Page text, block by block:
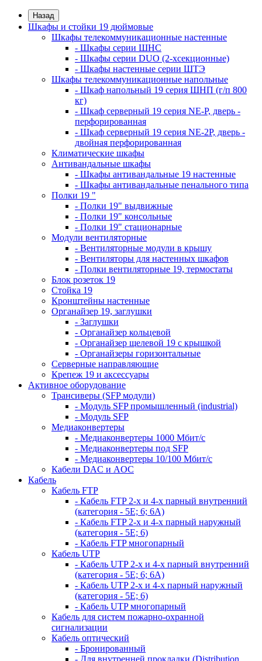
Назад
Шкафы и стойки 19 дюймовые
Шкафы телекоммуникационные настенные
- Шкафы серии ШНС
- Шкафы серии DUO (2-хсекционные)
- Шкафы настенные серии ШТЭ
Шкафы телекоммуникационные напольные
- Шкаф напольный 19 серия ШНП (г/п 800
кг)
- Шкаф серверный 19 серия NE-P, дверь -
перфорированная
- Шкаф серверный 19 серия NE-2P, дверь -
двойная перфорированная
Климатические шкафы
Антивандальные шкафы
- Шкафы антивандальные 19 настенные
- Шкафы антивандальные пенального типа
Полки 19 "
- Полки 19" выдвижные
- Полки 19" консольные
- Полки 19" стационарные
Модули вентиляторные
- Вентиляторные модули в крышу
- Вентиляторы для настенных шкафов
- Полки вентиляторные 19, термостаты
Блок розеток 19
Стойка 19
Кронштейны настенные
Органайзер 19, заглушки
- Заглушки
- Органайзер кольцевой
- Органайзер щелевой 19 с крышкой
- Органайзеры горизонтальные
Серверные направляющие
Крепеж 19 и аксессуары
Активное оборудование
Трансиверы (SFP модули)
- Модуль SFP промышленный (industrial)
- Модуль SFP
Медиаконвертеры
- Медиаконвертеры 1000 Мбит/с
- Медиаконвертеры под SFP
- Медиаконвертеры 10/100 Мбит/с
Кабели DAC и AOC
Кабель
Кабель FTP
- Кабель FTP 2-х и 4-х парный внутренний
(категория - 5Е; 6; 6А)
- Кабель FTP 2-х и 4-х парный наружный
(категория - 5Е; 6)
- Кабель FTP многопарный
Кабель UTP
- Кабель UTP 2-х и 4-х парный внутренний
(категория - 5Е; 6; 6А)
- Кабель UTP 2-х и 4-х парный наружный
(категория - 5Е; 6)
- Кабель UTP многопарный
Кабель для систем пожарно-охранной
сигнализации
Кабель оптический
- Бронированный
- Для внутренней прокладки (Distribution